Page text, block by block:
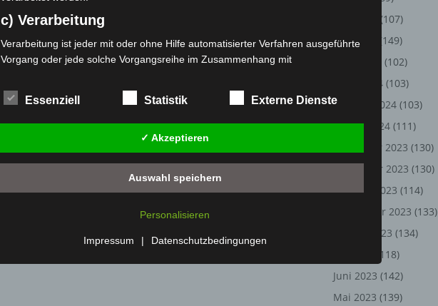
(107)
Mai 2024
(149)
(102)
März 2024 (103)
Februar 2024 (103)
Januar 2024 (111)
Dezember 2023 (130)
November 2023 (130)
Oktober 2023 (114)
September 2023 (133)
August 2023 (134)
(118)
Juni 2023 (142)
Mai 2023 (139)
c) Verarbeitung
Verarbeitung ist jeder mit oder ohne Hilfe automatisierter Verfahren ausgeführte
Vorgang oder jede solche Vorgangsreihe im Zusammenhang mit
das Ordnen, die Speicherung, die Anpassung oder Veränderung, das Auslesen,
das Abfragen, die Verwendung, die Offenlegung durch Übermittlung, Verbreitung
oder eine andere Form der Bereitstellung, den Abgleich oder die Verknüpfung,
die Einschränkung, das Löschen oder die Vernichtung.
d) Einschränkung der Verarbeitung
Einschränkung der Verarbeitung ist die Markierung gespeicherter
Profiling ist jede Art der automatisierten Verarbeitung personenbezogener
Daten, die darin besteht, dass diese personenbezogenen Daten verwendet
werden, um bestimmte persönliche Aspekte, die sich auf eine natürliche Person
Essenziell Statistik Externe Dienste
✓ Akzeptieren
Auswahl speichern
Personalisieren
Impressum | Datenschutzbedingungen